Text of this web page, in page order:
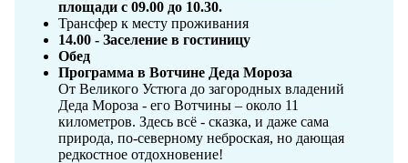
площади с 09.00 до 10.30.
Трансфер к месту проживания
14.00 - Заселение в гостиницу
Обед
Программа в Вотчине Деда Мороза
От Великого Устюга до загородных владений
Деда Мороза - его Вотчины – около 11
километров. Здесь всё - сказка, и даже сама
природа, по-северному неброская, но дающая
редкостное отдохновение!